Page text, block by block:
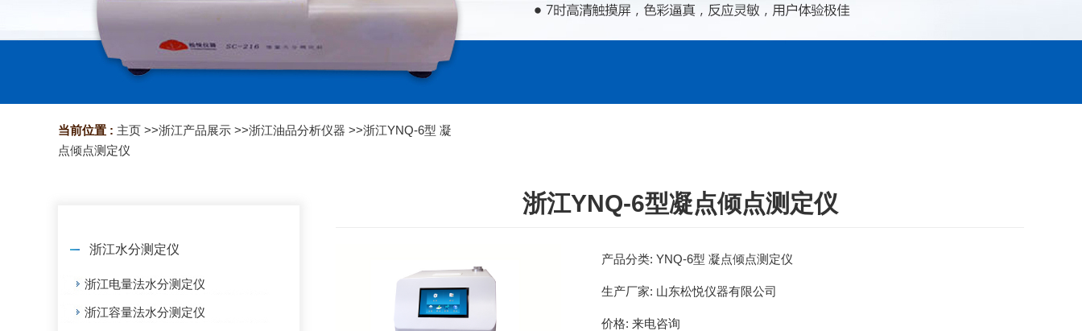
当前位置 : 主页 >>浙江产品展示 >>浙江油品分析仪器 >>浙江YNQ-6型 凝
点倾点测定仪
浙江水分测定仪
浙江电量法水分测定仪
浙江容量法水分测定仪
浙江YNQ-6型凝点倾点测定仪
产品分类: YNQ-6型 凝点倾点测定仪
生产厂家: 山东松悦仪器有限公司
价格: 来电咨询